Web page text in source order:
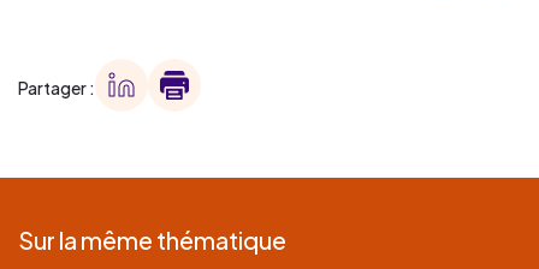
Partager :
Sur la même thématique